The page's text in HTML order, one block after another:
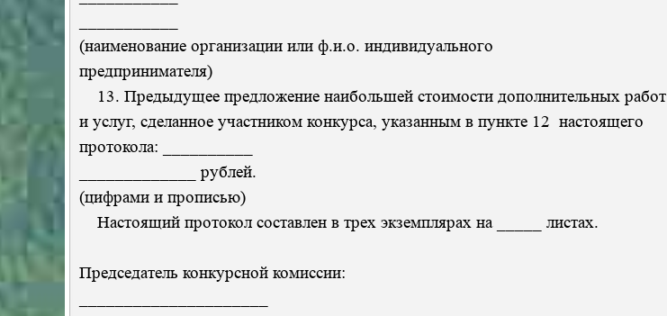
(наименование организации или ф.и.о. индивидуального
предпринимателя)
13. Предыдущее предложение наибольшей стоимости дополнительных работ
и услуг, сделанное участником конкурса, указанным в пункте 12 настоящего
протокола: __________
_____________ рублей.
(цифрами и прописью)
Настоящий протокол составлен в трех экземплярах на _____ листах.
Председатель конкурсной комиссии: